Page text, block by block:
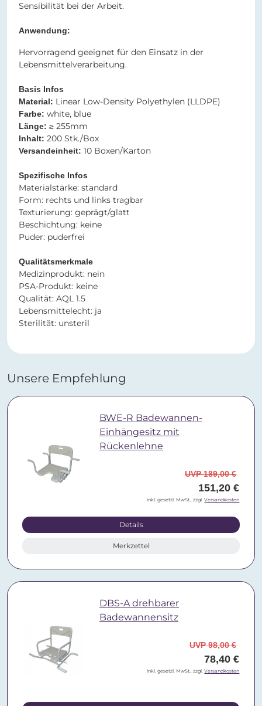
Sensibilität bei der Arbeit.
Anwendung:
Hervorragend geeignet für den Einsatz in der
Lebensmittelverarbeitung.
Basis Infos
Material: Linear Low-Density Polyethylen (LLDPE)​​
Farbe: white, blue​​​​​​​​​​​​​​
Länge: ≥ 255mm​​​​​​​
Inhalt: 200 Stk./Box
Versandeinheit: 10 Boxen/Karton
Spezifische Infos​​​​​​​
​​​​​​​Materialstärke: standard
Form: rechts und links tragbar
Texturierung: geprägt/glatt
Beschichtung: keine
Puder: puderfrei
Qualitätsmerkmale
Medizinprodukt: nein
PSA-Produkt: keine
Qualität: AQL 1.5
Lebensmittelecht: ja
Sterilität: unsteril
Unsere Empfehlung
BWE-R Badewannen-
Einhängesitz mit
Rückenlehne
UVP 189,00 €
151,20 €
inkl. gesetzl. MwSt., zzgl.Versandkosten
Details
Merkzettel
DBS-A drehbarer
Badewannensitz
UVP 98,00 €
78,40 €
inkl. gesetzl. MwSt., zzgl.Versandkosten